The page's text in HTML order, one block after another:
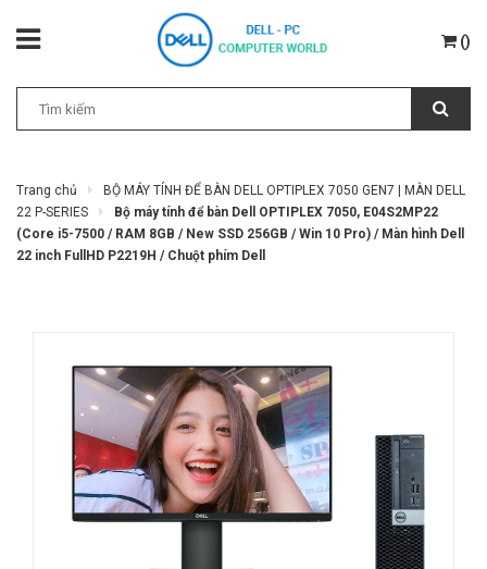
()
Trang chủ
BỘ MÁY TÍNH ĐỂ BÀN DELL OPTIPLEX 7050 GEN7 | MÀN DELL
22 P-SERIES
Bộ máy tính để bàn Dell OPTIPLEX 7050, E04S2MP22
(Core i5-7500 / RAM 8GB / New SSD 256GB / Win 10 Pro) / Màn hình Dell
22 inch FullHD P2219H / Chuột phím Dell